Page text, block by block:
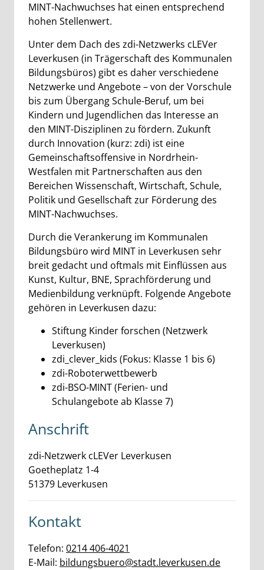
MINT-Nachwuchses hat einen entsprechend
hohen Stellenwert.
Unter dem Dach des zdi-Netzwerks cLEVer
Leverkusen (in Trägerschaft des Kommunalen
Bildungsbüros) gibt es daher verschiedene
Netzwerke und Angebote – von der Vorschule
bis zum Übergang Schule-Beruf, um bei
Kindern und Jugendlichen das Interesse an
den MINT-Disziplinen zu fördern. Zukunft
durch Innovation (kurz: zdi) ist eine
Gemeinschaftsoffensive in Nordrhein-
Westfalen mit Partnerschaften aus den
Bereichen Wissenschaft, Wirtschaft, Schule,
Politik und Gesellschaft zur Förderung des
MINT-Nachwuchses.
Durch die Verankerung im Kommunalen
Bildungsbüro wird MINT in Leverkusen sehr
breit gedacht und oftmals mit Einflüssen aus
Kunst, Kultur, BNE, Sprachförderung und
Medienbildung verknüpft. Folgende Angebote
gehören in Leverkusen dazu:
Stiftung Kinder forschen (Netzwerk
Leverkusen)
zdi_clever_kids (Fokus: Klasse 1 bis 6)
zdi-Roboterwettbewerb
zdi-BSO-MINT (Ferien- und
Schulangebote ab Klasse 7)
Anschrift
zdi-Netzwerk cLEVer Leverkusen
Goetheplatz 1-4
51379 Leverkusen
Kontakt
Telefon: 0214 406-4021
E-Mail: bildungsbuero@stadt.leverkusen.de